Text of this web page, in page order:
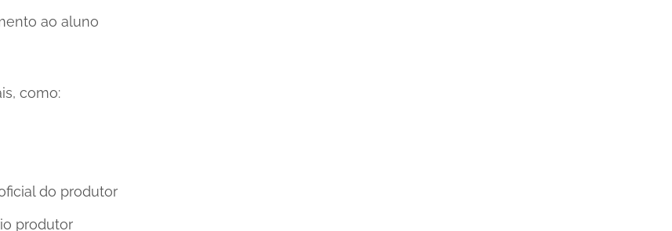
ao aluno
como:
do produtor
produtor